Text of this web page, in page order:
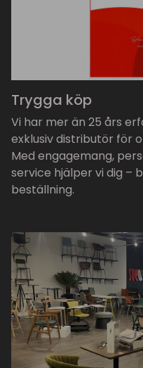
Trygga köp
Vi har mer än 25 års
exklusiv distributör för
Med engagemang,
service hjälper vi dig –
beställning.